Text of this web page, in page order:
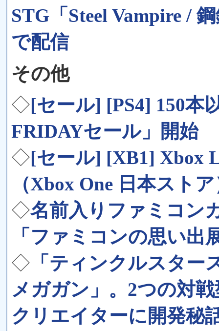
STG「Steel Vampire /
で配信
その他
◇[セール] [PS4] 150本
FRIDAYセール」開始
◇[セール] [XB1] Xbox
（Xbox One 日本スト
◇名前入りファミコン
「ファミコンの思い出
◇ 「ティンクルスタ
メガガン」。2つの対
クリエイターに開発秘